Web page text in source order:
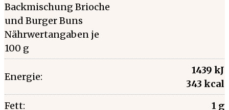
Backmischung Brioche
und Burger Buns
Nährwertangaben je
100 g
Energie:
1439 kJ
343 kcal
Fett:
1 g